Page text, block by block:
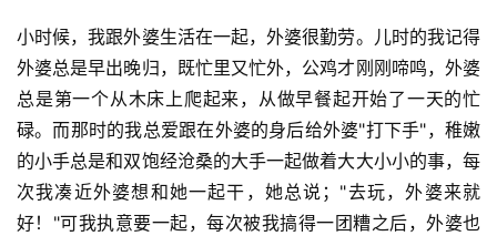
小时候，我跟外婆生活在一起，外婆很勤劳。儿时的我记得
外婆总是早出晚归，既忙里又忙外，公鸡才刚刚啼鸣，外婆
总是第一个从木床上爬起来，从做早餐起开始了一天的忙
碌。而那时的我总爱跟在外婆的身后给外婆"打下手"，稚嫩
的小手总是和双饱经沧桑的大手一起做着大大小小的事，每
次我凑近外婆想和她一起干，她总说；"去玩，外婆来就
好！"可我执意要一起，每次被我搞得一团糟之后，外婆也